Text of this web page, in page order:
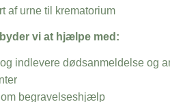
af urne til krematorium
vi at hjælpe med:
indlevere dødsanmeldelse og
begravelseshjælp